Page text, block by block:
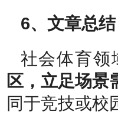
6、文章总结
社会体育领
区，立足场景
同于竞技或校